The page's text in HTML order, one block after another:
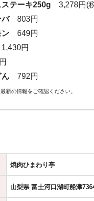
ステーキ250g 3,278円(
バ 803円
ン 649円
円
ん 792円
新の情報をご確認ください。
焼肉ひまわり亭
山梨県 富士河口湖町船津